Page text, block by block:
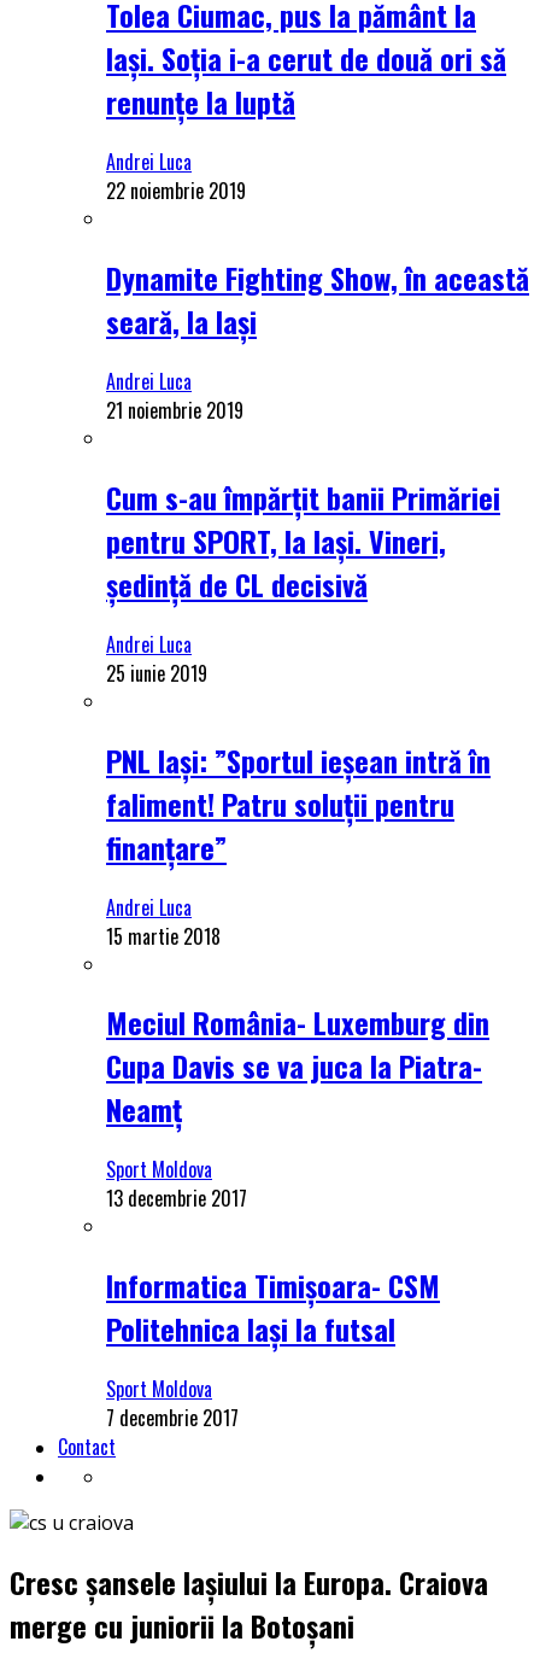
Tolea Ciumac, pus la pământ la
Iași. Soția i-a cerut de două ori să
renunțe la luptă
Andrei Luca
22 noiembrie 2019
Dynamite Fighting Show, în această
seară, la Iași
Andrei Luca
21 noiembrie 2019
Cum s-au împărțit banii Primăriei
pentru SPORT, la Iași. Vineri,
ședință de CL decisivă
Andrei Luca
25 iunie 2019
PNL Iași: ”Sportul ieșean intră în
faliment! Patru soluții pentru
finanțare”
Andrei Luca
15 martie 2018
Meciul România- Luxemburg din
Cupa Davis se va juca la Piatra-
Neamț
Sport Moldova
13 decembrie 2017
Informatica Timișoara- CSM
Politehnica Iași la futsal
Sport Moldova
7 decembrie 2017
Contact
Cresc șansele Iașiului la Europa. Craiova
merge cu juniorii la Botoșani